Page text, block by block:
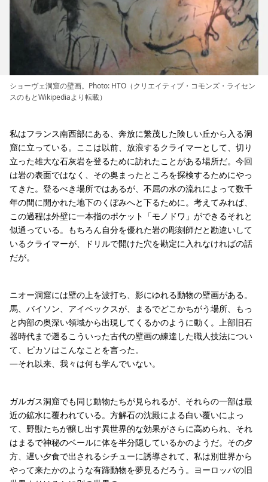
ショーヴェ洞窟の壁画。Photo: HTO（クリエイティブ・コモンズ・ライセン
スのもとWikipediaより転載）
私はフランス南西部にある、奔放に繁茂した険しい丘から入る洞
窟に立っている。ここは以前、放浪するクライマーとして、切り
立った雄大な石灰岩を登るために訪れたことがある場所だ。今回
は岩の表面ではなく、その奥まったところを探検するためにやっ
てきた。登るべき場所ではあるが、不屈の水の流れによって数千
年の間に開かれた地下のくぼみへと下るために。考えてみれば、
この過程は外壁に一本指のポケット「モノドワ」ができるそれと
似通っている。もちろん自分を優れた岩の彫刻師だと勘違いして
いるクライマーが、ドリルで開けた穴を勘定に入れなければの話
だが。
ニオー洞窟には壁の上を波打ち、影にゆれる動物の壁画がある。
馬、バイソン、アイベックスが、まるでどこかちがう場所、もっ
と内部の奥深い領域から出現してくるかのように動く。上部旧石
器時代まで遡るこういった古代の壁画の練達した職人技法につい
て、ピカソはこんなことを言った。
―それ以来、我々は何も学んでいない。
ガルガス洞窟でも同じ動物たちが見られるが、それらの一部は最
近の鉱水に覆われている。方解石の沈殿による白い覆いによっ
て、野獣たちが醸し出す異世界的な効果がさらに高められ、それ
はまるで神秘のベールに体を半分隠しているかのようだ。その夕
方、遅い夕食で出されるシチューに誘導されて、私は別世界から
やって来たかのような有蹄動物を夢見るだろう。ヨーロッパの旧